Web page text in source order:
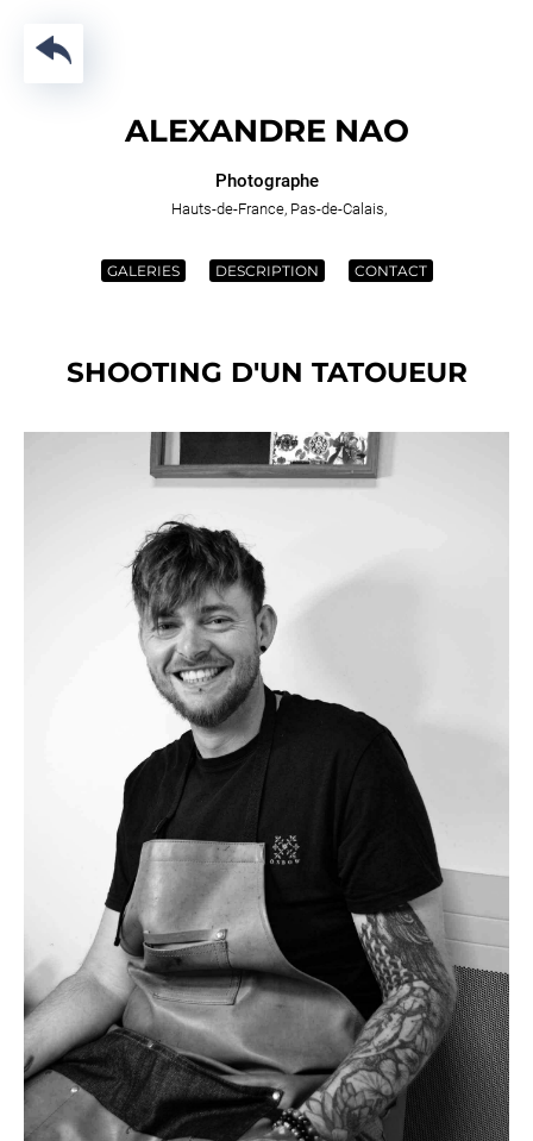
contenu
ALEXANDRE NAO
Photographe
Hauts-de-France Pas-de-Calais
GALERIES DESCRIPTION CONTACT
SHOOTING D'UN TATOUEUR